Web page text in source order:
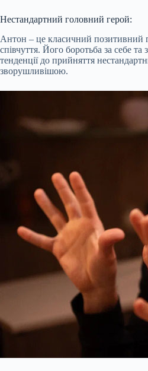
Нестандартний головний герой:
Антон – це класичний позитивний
співчуття. Його боротьба за себе
тенденції до прийняття
зворушливішою.